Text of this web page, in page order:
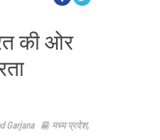
की ओर
Garjana मध्य प्रदेश,